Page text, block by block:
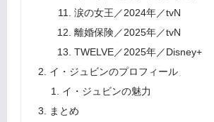
涙の女王／2024年／tvN
離婚保険／2025年／tvN
TWELVE／2025年／Disney+
イ・ジュビンのプロフィール
イ・ジュビンの魅力
まとめ